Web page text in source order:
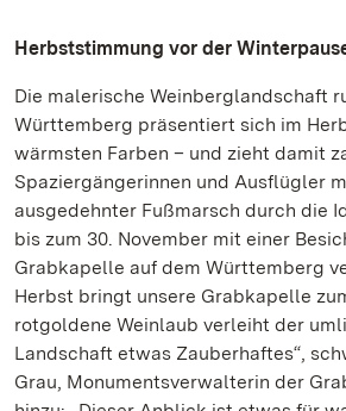
Herbststimmung vor der
Die malerische Weinberglandschaft
Württemberg präsentiert sich im
wärmsten Farben – und zieht damit
Spaziergängerinnen und Ausflügler
ausgedehnter Fußmarsch durch die
bis zum 30. November mit einer
Grabkapelle auf dem Württemberg
Herbst bringt unsere Grabkapelle
rotgoldene Weinlaub verleiht der
Landschaft etwas Zauberhaftes“,
Grau, Monumentsverwalterin der